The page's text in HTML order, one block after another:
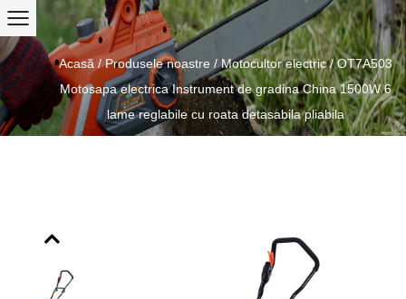
Acasă /Produsele noastre / Motocultor electric/OT7A503
Motosapa electrica Instrument de gradina China 1500W 6
lame reglabile cu roata detasabila pliabila
Previous